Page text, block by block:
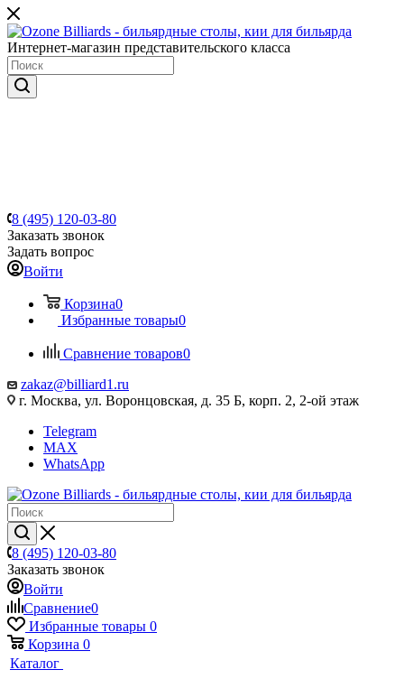
Интернет-магазин представительского класса
8 (495) 120-03-80
Заказать звонок
Задать вопрос
Войти
Корзина0
Избранные товары0
Сравнение товаров0
zakaz@billiard1.ru
г. Москва, ул. Воронцовская, д. 35 Б, корп. 2, 2-ой этаж
Telegram
MAX
WhatsApp
8 (495) 120-03-80
Заказать звонок
Войти
Сравнение0
Избранные товары 0
Корзина 0
Каталог